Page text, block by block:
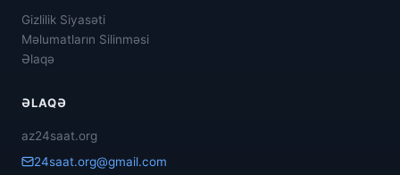
Gizlilik Siyasəti
Məlumatların Silinməsi
Əlaqə
ƏLAQƏ
az24saat.org
24saat.org@gmail.com